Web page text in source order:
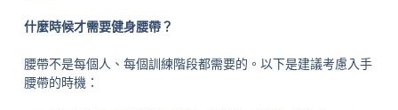
什麼時候才需要健身腰帶？
腰帶不是每個人、每個訓練階段都需要的。以下是建議考慮入手
腰帶的時機：